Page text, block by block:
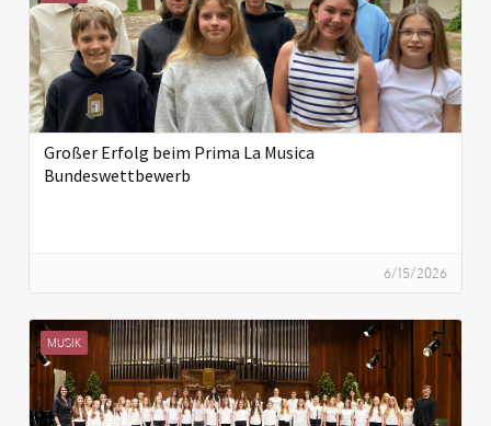
Großer Erfolg beim Prima La Musica
Bundeswettbewerb
6/15/2026
MUSIK